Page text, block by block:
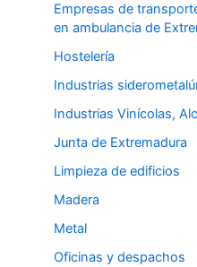
Empresas de
en ambulancia de
Hostelería
Industrias
Industrias Vinícolas,
Junta de Extremadura
Limpieza de edificios
Madera
Metal
Oficinas y despachos